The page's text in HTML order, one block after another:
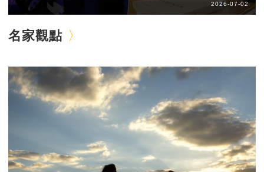
2026-07-02
名家觀點